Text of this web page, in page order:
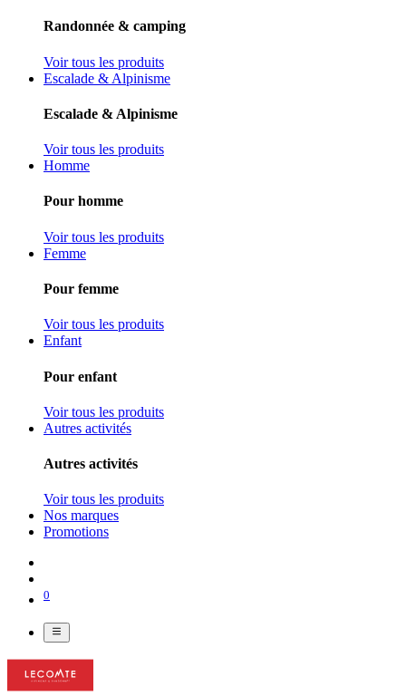
Randonnée & camping
Voir tous les produits
Escalade & Alpinisme
Escalade & Alpinisme
Voir tous les produits
Homme
Pour homme
Voir tous les produits
Femme
Pour femme
Voir tous les produits
Enfant
Pour enfant
Voir tous les produits
Autres activités
Autres activités
Voir tous les produits
Nos marques
Promotions
0